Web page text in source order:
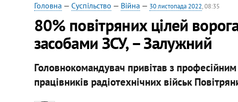
Головна — Суспільство — Війна — 30 листопада 2022, 08:35
80% повітряних цілей
засобами ЗСУ, – Залужний
Головнокомандувач привітав з
працівників радіотехнічних військ